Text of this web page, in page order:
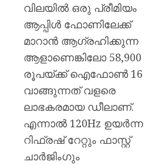
വിലയിൽ ഒരു പ്രീമിയം
ആപ്പിൾ ഫോണിലേക്ക്
മാറാൻ ആഗ്രഹിക്കുന്ന
ആളാണെങ്കിലോ 58,900
രൂപയ്ക്ക് ഐഫോൺ 16
വാങ്ങുന്നത് വളരെ
ലാഭകരമായ ഡീലാണ്.
എന്നാൽ 120Hz ഉയർന്ന
റിഫ്രഷ് റേറ്റും ഫാസ്റ്റ്
ചാർജിംഗും